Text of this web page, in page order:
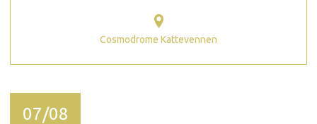
Cosmodrome Kattevennen
07/08